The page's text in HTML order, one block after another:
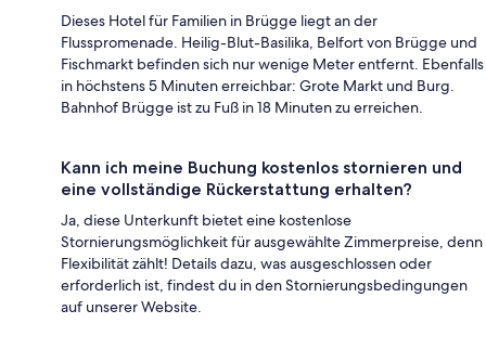
Dieses Hotel für Familien in Brügge liegt an der
Flusspromenade. Heilig-Blut-Basilika, Belfort von Brügge und
Fischmarkt befinden sich nur wenige Meter entfernt. Ebenfalls
in höchstens 5 Minuten erreichbar: Grote Markt und Burg.
Bahnhof Brügge ist zu Fuß in 18 Minuten zu erreichen.
Kann ich meine Buchung kostenlos stornieren und
eine vollständige Rückerstattung erhalten?
Ja, diese Unterkunft bietet eine kostenlose
Stornierungsmöglichkeit für ausgewählte Zimmerpreise, denn
Flexibilität zählt! Details dazu, was ausgeschlossen oder
erforderlich ist, findest du in den Stornierungsbedingungen
auf unserer Website.